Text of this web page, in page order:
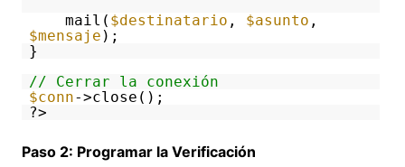
mail( $destinatario , $asunto ,
$mensaje );
}
// Cerrar la conexión
$conn->close();
?>
Paso 2: Programar la Verificación